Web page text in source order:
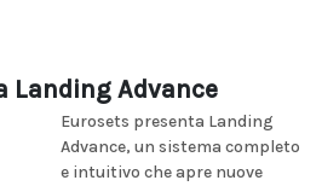
Landing Advance
Eurosets presenta Landing
Advance, un sistema completo
e intuitivo che apre nuove